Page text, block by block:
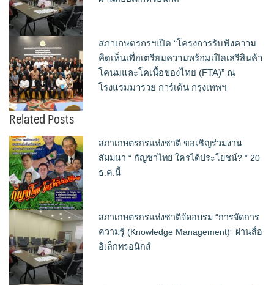
สภาเกษตรกรฯเปิด “โครงการรับฟังความ
คิดเห็นเพื่อเตรียมความพร้อมเปิดเสรีสินค้า
โคนมและโคเนื้อของไทย (FTA)” ณ
โรงแรมมารวย การ์เด้น กรุงเทพฯ
Related Posts
สภาเกษตรกรแห่งชาติ ขอเชิญร่วมงาน
สัมมนา “ กัญชาไทย ใครได้ประโยชน์? ” 20
ธ.ค.นี้
สภาเกษตรกรแห่งชาติจัดอบรม “การจัดการ
ความรู้ (Knowledge Management)” ผ่านสื่อ
อิเล็กทรอนิกส์